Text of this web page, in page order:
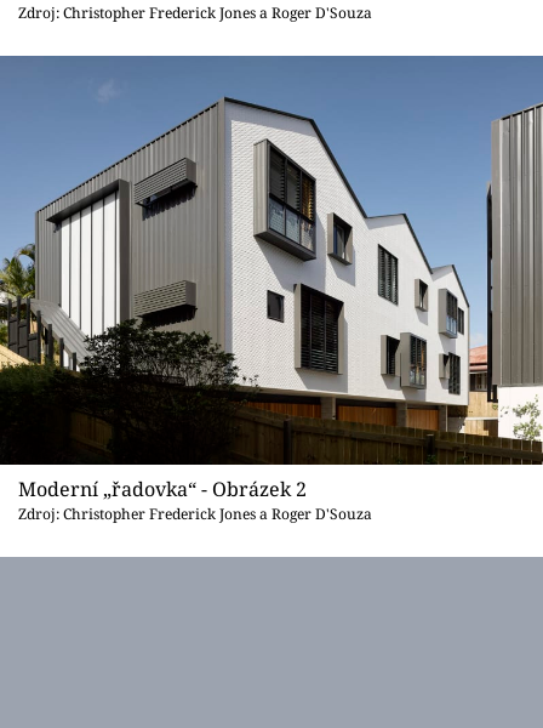
Sledujte nás
Zdroj: Christopher Frederick Jones a Roger D'Souza
Moderní „řadovka“ - Obrázek 2
Zdroj: Christopher Frederick Jones a Roger D'Souza